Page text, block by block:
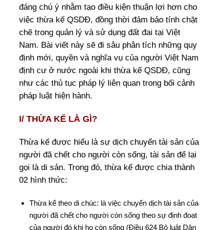
đáng chú ý nhằm tạo điều kiện thuận lợi hơn cho
việc thừa kế QSDĐ, đồng thời đảm bảo tính chặt
chẽ trong quản lý và sử dụng đất đai tại Việt
Nam. Bài viết này sẽ đi sâu phân tích những quy
định mới, quyền và nghĩa vụ của người Việt Nam
định cư ở nước ngoài khi thừa kế QSDĐ, cũng
như các thủ tục pháp lý liên quan trong bối cảnh
pháp luật hiện hành.
I/ THỪA KẾ LÀ GÌ?
Thừa kế được hiểu là sự dịch chuyển tài sản của
người đã chết cho người còn sống, tài sản để lại
gọi là di sản. Trong đó, thừa kế được chia thành
02 hình thức:
Thừa kế theo di chúc: là việc chuyển dịch tài sản của
người đã chết cho người còn sống theo sự định đoạt
của người đó khi họ còn sống (Điều 624 Bộ luật Dân